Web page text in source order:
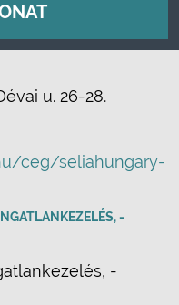
u. 26-28.
ceg/seliahungary-
INGATLANKEZELÉS, -
-